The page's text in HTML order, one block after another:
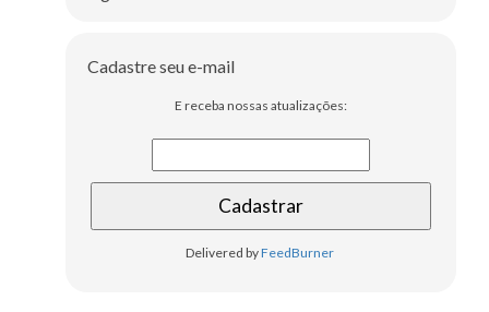
Cadastre seu e-mail
E receba nossas atualizações:
Delivered byFeedBurner